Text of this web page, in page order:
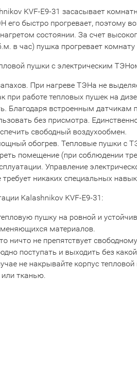
KVF-E9-31 засасывает
его быстро прогревает, поэтому
состоянии. За счет
в час) пушка прогревает
пушки с электрическим
При нагреве ТЭНа не
при работе тепловых пушек на
Благодаря встроенным датчикам
без присмотра.
свободный воздухообмен.
обогрев. Тепловые пушки с
помещение (при соблюдении
Управление
требует никаких специальных
Kalashnikov KVF-E9-31:
пушку на ровной и
материалов.
ничто не препятствует
поступать и выходить без
не накрывайте корпус
тканью.